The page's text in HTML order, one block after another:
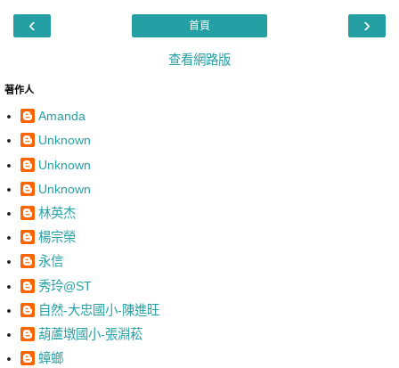
‹ ›
首頁
查看網路版
著作人
Amanda
Unknown
Unknown
Unknown
林英杰
楊宗榮
永信
秀玲@ST
自然-大忠國小-陳進旺
葫蘆墩國小-張淵菘
蟑螂